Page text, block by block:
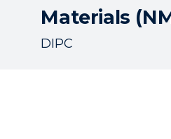
Materials
DIPC